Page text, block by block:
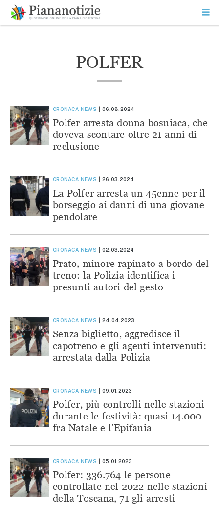
contenuto
SEARCH
POLFER
CRONACA NEWS 06.08.2024
Polfer arresta donna bosniaca, che
doveva scontare oltre 21 anni di
reclusione
CRONACA NEWS 26.03.2024
La Polfer arresta un 45enne per il
borseggio ai danni di una giovane
pendolare
CRONACA NEWS 02.03.2024
Prato, minore rapinato a bordo del
treno: la Polizia identifica i
presunti autori del gesto
CRONACA NEWS 24.04.2023
Senza biglietto, aggredisce il
capotreno e gli agenti intervenuti:
arrestata dalla Polizia
CRONACA NEWS 09.01.2023
Polfer, più controlli nelle stazioni
durante le festività: quasi 14.000
fra Natale e l’Epifania
CRONACA NEWS 05.01.2023
Polfer: 336.764 le persone
controllate nel 2022 nelle stazioni
della Toscana, 71 gli arresti